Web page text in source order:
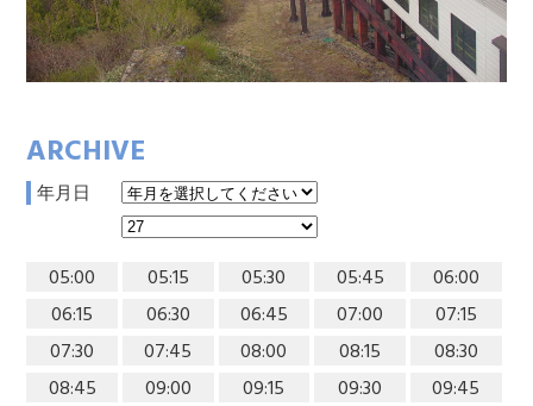
ARCHIVE
年月日
05:00 05:15 05:30 05:45
06:00
06:15
06:30 06:45 07:00
07:15
07:30
07:45 08:00 08:15
08:30
08:45
09:00 09:15 09:30
09:45